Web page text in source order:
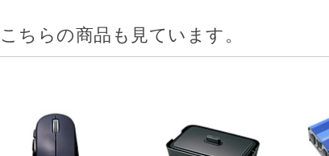
ちらの商品も見ています。